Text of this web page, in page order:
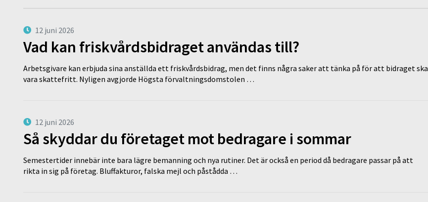
12 juni 2026
Vad kan friskvårdsbidraget användas till?
Arbetsgivare kan erbjuda sina anställda ett friskvårdsbidrag, men det finns några saker att tänka på för att bidraget ska
vara skattefritt. Nyligen avgjorde Högsta förvaltningsdomstolen …
12 juni 2026
Så skyddar du företaget mot bedragare i sommar
Semestertider innebär inte bara lägre bemanning och nya rutiner. Det är också en period då bedragare passar på att
rikta in sig på företag. Bluffakturor, falska mejl och påstådda …